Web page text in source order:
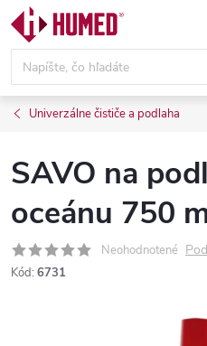
Prejsť
obsah
Univerzálne čističe a podlaha
SAVO na
oceánu 750
Neohodnotené
Kód: 6731